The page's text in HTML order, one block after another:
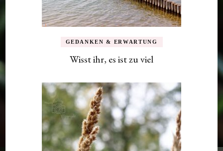
GEDANKEN & ERWARTUNG
Wisst ihr, es ist zu viel